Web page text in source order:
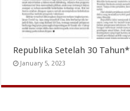
Republika Setelah 30 Tahun*
January 5, 2023